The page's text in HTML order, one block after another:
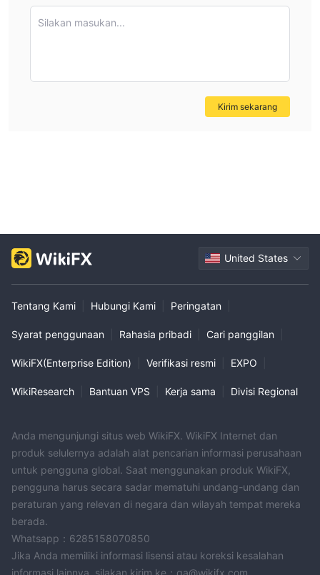
Silakan masukan...
Kirim sekarang
United States
Tentang Kami Hubungi Kami Peringatan
Syarat penggunaan Rahasia pribadi Cari panggilan
WikiFX(Enterprise Edition) Verifikasi resmi EXPO
WikiResearch Bantuan VPS Kerja sama Divisi Regional
Anda mengunjungi situs web WikiFX. WikiFX Internet dan
produk selulernya adalah alat pencarian informasi perusahaan
untuk pengguna global. Saat menggunakan produk WikiFX,
pengguna harus secara sadar mematuhi undang-undang dan
peraturan yang relevan di negara dan wilayah tempat mereka
berada.
Whatsapp：6285158070850
Jika Anda memiliki informasi lisensi atau koreksi kesalahan
informasi lainnya, silakan kirim ke：qa@wikifx.com